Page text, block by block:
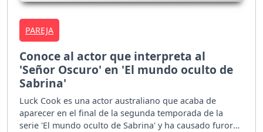
PAREJA
Conoce al actor que interpreta al
'Señor Oscuro' en 'El mundo oculto de
Sabrina'
Luck Cook es una actor australiano que acaba de
aparecer en el final de la segunda temporada de la
serie 'El mundo oculto de Sabrina' y ha causado furor